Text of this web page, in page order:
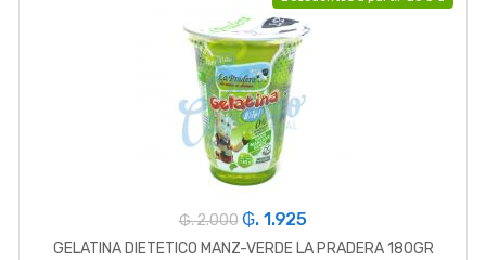
₲. 2.000 ₲. 1.925
GELATINA DIETETICO MANZ-VERDE LA PRADERA 180GR